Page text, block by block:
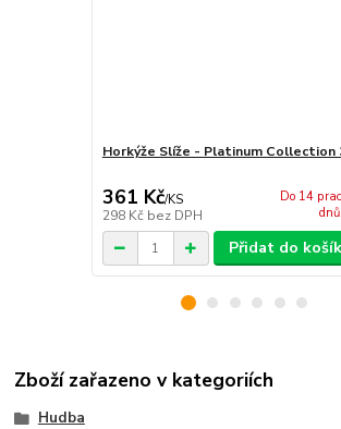
Horkýže Slíže - Platinum Collection
361 Kč/KS
298 Kč bez DPH
Do 14
dnů
Přidat do
Zboží zařazeno v kategoriích
Hudba